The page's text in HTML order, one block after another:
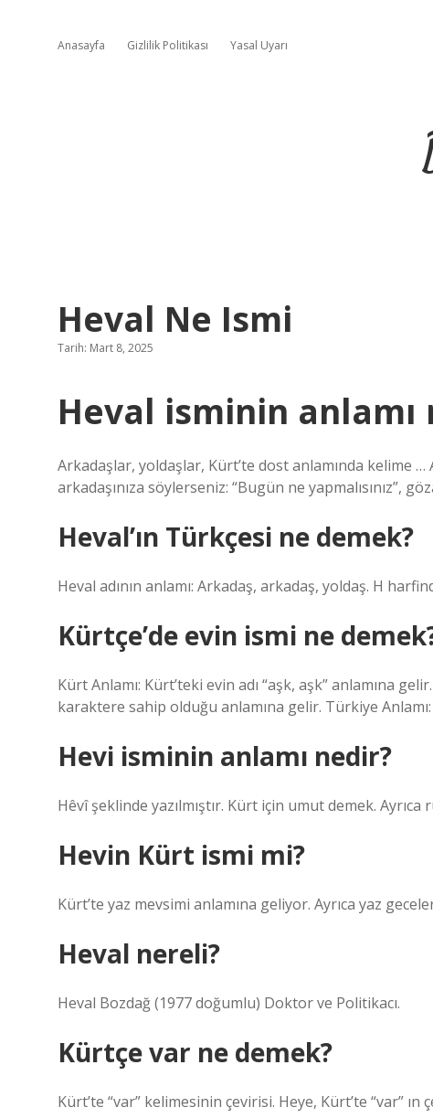
Anasayfa Gizlilik Politikası Yasal Uyarı
Heval Ne Ismi
Tarih: Mart 8, 2025
Heval isminin anlamı
Arkadaşlar, yoldaşlar, Kürt’te dost anlamında kelime
arkadaşınıza söylerseniz: “Bugün ne yapmalısınız”,
Heval’ın Türkçesi ne demek?
Heval adının anlamı: Arkadaş, arkadaş, yoldaş. H
Kürtçe’de evin ismi ne
Kürt Anlamı: Kürt’teki evin adı “aşk, aşk” anlamına
karaktere sahip olduğu anlamına gelir. Türkiye
Hevi isminin anlamı nedir?
Hêvî şeklinde yazılmıştır. Kürt için umut demek. Ayrıca
Hevin Kürt ismi mi?
Kürt’te yaz mevsimi anlamına geliyor. Ayrıca yaz
Heval nereli?
Heval Bozdağ (1977 doğumlu) Doktor ve Politikacı.
Kürtçe var ne demek?
Kürt’te “var” kelimesinin çevirisi. Heye, Kürt’te “var” ın